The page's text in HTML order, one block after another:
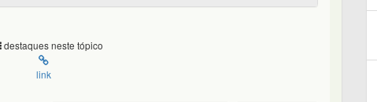
destaques neste tópico
link